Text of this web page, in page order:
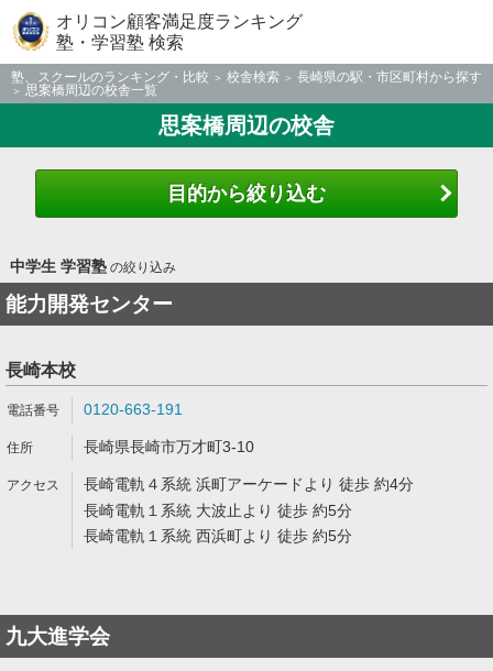
オリコン顧客満足度ランキング
塾・学習塾 検索
塾、スクールのランキング・比較 校舎検索
長崎県の駅・市区町村から探す
思案橋周辺の校舎一覧
思案橋周辺の校舎
目的から絞り込む
中学生 学習塾の絞り込み
能力開発センター
長崎本校
0120-663-191
長崎県長崎市万才町3-10
長崎電軌４系統 浜町アーケードより 徒歩 約4分
長崎電軌１系統 大波止より 徒歩 約5分
長崎電軌１系統 西浜町より 徒歩 約5分
九大進学会